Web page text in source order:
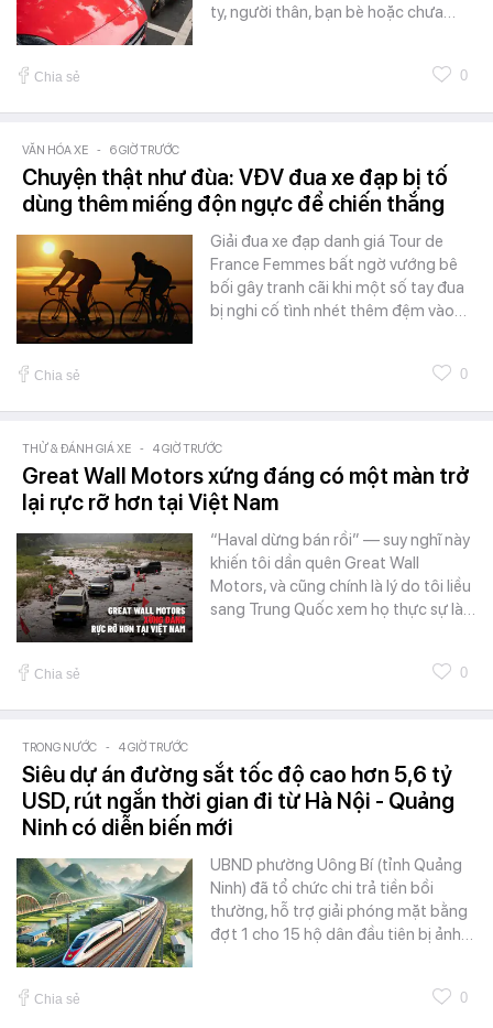
ty, người thân, bạn bè hoặc chưa…
Chia sẻ 0
VĂN HÓA XE - 6 GIỜ TRƯỚC
Chuyện thật như đùa: VĐV đua xe đạp bị tố
dùng thêm miếng độn ngực để chiến thắng
Giải đua xe đạp danh giá Tour de
France Femmes bất ngờ vướng bê
bối gây tranh cãi khi một số tay đua
bị nghi cố tình nhét thêm đệm vào…
Chia sẻ 0
THỬ & ĐÁNH GIÁ XE - 4 GIỜ TRƯỚC
Great Wall Motors xứng đáng có một màn trở
lại rực rỡ hơn tại Việt Nam
“Haval dừng bán rồi” — suy nghĩ này
khiến tôi dần quên Great Wall
Motors, và cũng chính là lý do tôi liều
sang Trung Quốc xem họ thực sự là…
Chia sẻ 0
TRONG NƯỚC - 4 GIỜ TRƯỚC
Siêu dự án đường sắt tốc độ cao hơn 5,6 tỷ
USD, rút ngắn thời gian đi từ Hà Nội - Quảng
Ninh có diễn biến mới
UBND phường Uông Bí (tỉnh Quảng
Ninh) đã tổ chức chi trả tiền bồi
thường, hỗ trợ giải phóng mặt bằng
đợt 1 cho 15 hộ dân đầu tiên bị ảnh…
Chia sẻ 0